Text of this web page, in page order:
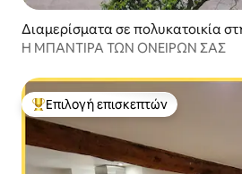
Διαμερίσματα σε πολυκατοικία
Μονπελιέ
Η ΜΠΑΝΤΙΡΑ ΤΩΝ ΟΝΕΙΡΩΝ ΣΑΣ
Κορυφαία επιλογή επισκεπτών
Επιλογή επισκεπτών